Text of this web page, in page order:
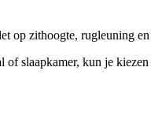
op zithoogte, rugleuning
slaapkamer, kun je